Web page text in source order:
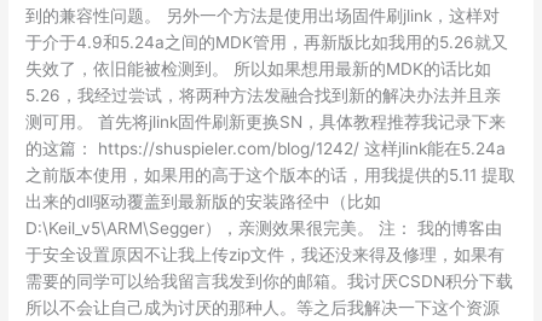
到的兼容性问题。 另外一个方法是使用出场固件刷jlink，这样对
于介于4.9和5.24a之间的MDK管用，再新版比如我用的5.26就又
失效了，依旧能被检测到。 所以如果想用最新的MDK的话比如
5.26，我经过尝试，将两种方法发融合找到新的解决办法并且亲
测可用。 首先将jlink固件刷新更换SN，具体教程推荐我记录下来
的这篇： https://shuspieler.com/blog/1242/ 这样jlink能在5.24a
之前版本使用，如果用的高于这个版本的话，用我提供的5.11 提取
出来的dll驱动覆盖到最新版的安装路径中（比如
D:\Keil_v5\ARM\Segger），亲测效果很完美。 注： 我的博客由
于安全设置原因不让我上传zip文件，我还没来得及修理，如果有
需要的同学可以给我留言我发到你的邮箱。我讨厌CSDN积分下载
所以不会让自己成为讨厌的那种人。等之后我解决一下这个资源